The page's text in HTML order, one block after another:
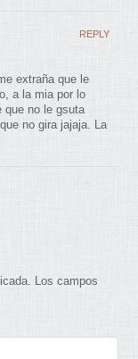
extraña que le
a la mia por lo
que no le gsuta
no gira jajaja. La
REPLY
Los campos